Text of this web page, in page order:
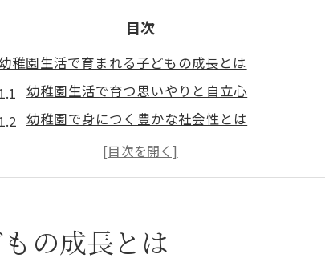
目次
稚園生活で育まれる子どもの成長とは
幼稚園生活で育つ思いやりと自立心
幼稚園で身につく豊かな社会性とは
幼稚園の遊びを通じた心と体の発達
幼稚園で伸ばす子どもの表現力と創造力
幼稚園での生活が子どもに与える影響
毎日が楽しくなる幼稚園の過ごし方ガイド
の成長とは